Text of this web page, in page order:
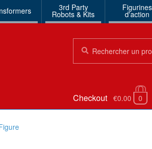
3rd Party
Robots & Kits
Figurines
d'action
Checkout €0.00 0